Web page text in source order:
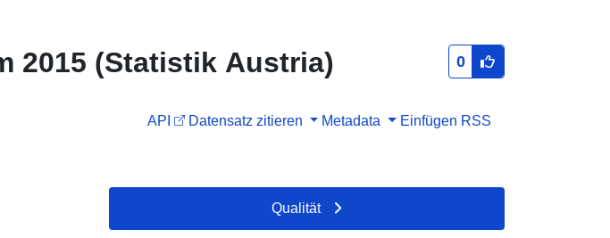
2015 (Statistik Austria) 0
API Datensatz zitieren Metadata Einfügen RSS
Qualität